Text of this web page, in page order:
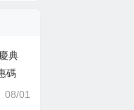
典
碼
08/01